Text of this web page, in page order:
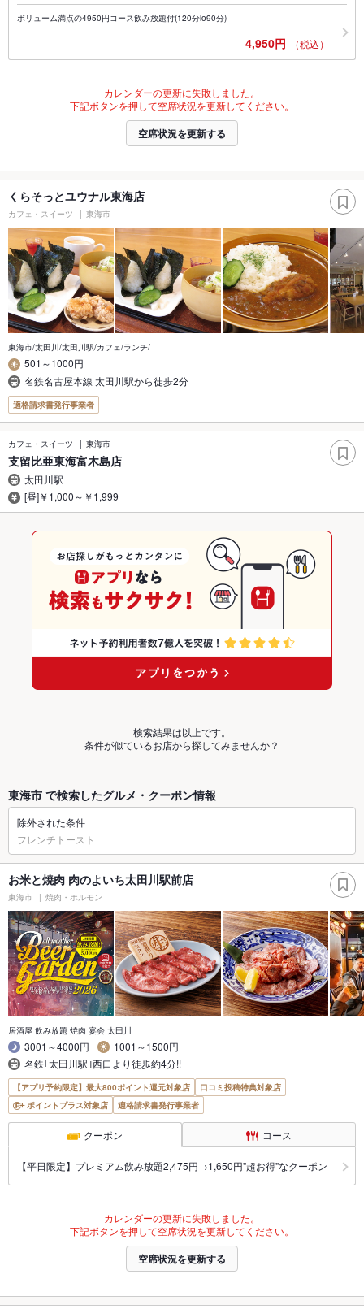
ボリューム満点の4950円コース飲み放題付(120分lo90分)
4,950円 （税込）
カレンダーの更新に失敗しました。
下記ボタンを押して空席状況を更新してください。
空席状況を更新する
くらそっとユウナル東海店
カフェ・スイーツ 東海市
東海市/太田川/太田川駅/カフェ/ランチ/
501～1000円
名鉄名古屋本線 太田川駅から徒歩2分
適格請求書発行事業者
カフェ・スイーツ 東海市
支留比亜東海富木島店
太田川駅
[昼]￥1,000～￥1,999
検索結果は以上です。
条件が似ているお店から探してみませんか？
東海市 で検索したグルメ・クーポン情報
除外された条件
フレンチトースト
お米と焼肉 肉のよいち太田川駅前店
東海市 焼肉・ホルモン
居酒屋 飲み放題 焼肉 宴会 太田川
3001～4000円
1001～1500円
名鉄｢太田川駅｣西口より徒歩約4分!!
【アプリ予約限定】最大800ポイント還元対象店
口コミ投稿特典対象店
ポイントプラス対象店
適格請求書発行事業者
クーポン コース
【平日限定】プレミアム飲み放題2,475円→1,650円"超お得"なクーポン
カレンダーの更新に失敗しました。
下記ボタンを押して空席状況を更新してください。
空席状況を更新する